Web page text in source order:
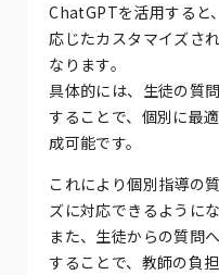
ChatGPTを活用すると
応じたカスタマイズさ
なります。
具体的には、生徒の質
することで、個別に最
成可能です。
これにより個別指導の
ズに対応できるようにな
また、生徒からの質問
することで、教師の負